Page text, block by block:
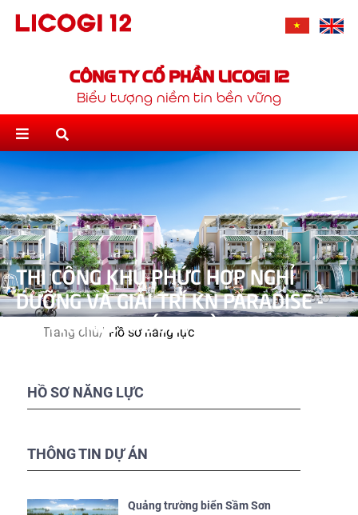
CÔNG TY CỔ PHẦN LICOGI 12
Biểu tượng niềm tin bền vững
THI CÔNG KHU PHỨC HỢP NGHỈ
DƯỠNG VÀ GIẢI TRÍ KN PARADISE -
CAM RANH, KHÁNH HÒA
Trang chủ/ Hồ sơ năng lực
HỒ SƠ NĂNG LỰC
THÔNG TIN DỰ ÁN
Quảng trường biển Sầm Sơn